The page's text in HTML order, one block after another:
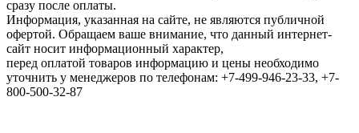
сразу после оплаты.
Информация, указанная на сайте, не являются публичной
офертой. Обращаем ваше внимание, что данный интернет-
сайт носит информационный характер,
перед оплатой товаров информацию и цены необходимо
уточнить у менеджеров по телефонам: +7-499-946-23-33, +7-
800-500-32-87